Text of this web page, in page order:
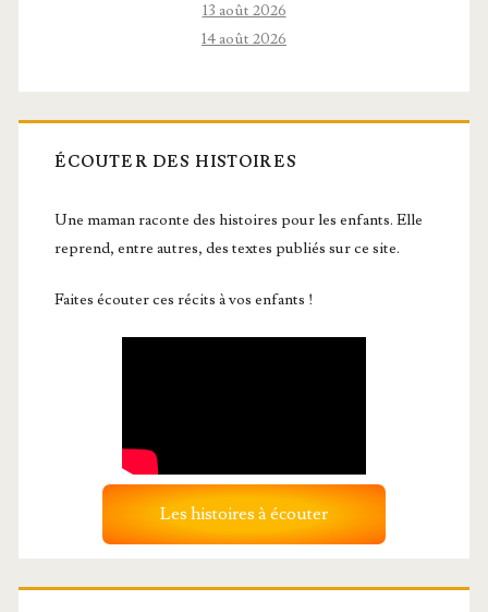
13 août 2026
14 août 2026
ÉCOUTER DES HISTOIRES
Une maman raconte des histoires pour les enfants. Elle
reprend, entre autres, des textes publiés sur ce site.
Faites écouter ces récits à vos enfants !
Les histoires à écouter